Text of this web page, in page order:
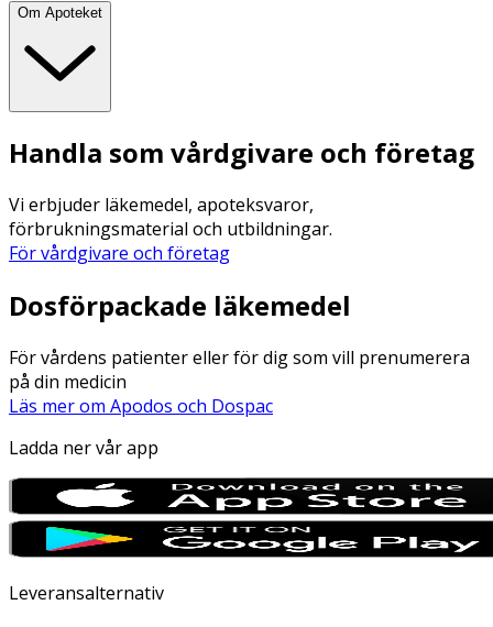
Om Apoteket
Handla som vårdgivare och företag
Vi erbjuder läkemedel, apoteksvaror,
förbrukningsmaterial och utbildningar.
För vårdgivare och företag
Dosförpackade läkemedel
För vårdens patienter eller för dig som vill prenumerera
på din medicin
Läs mer om Apodos och Dospac
Ladda ner vår app
Leveransalternativ